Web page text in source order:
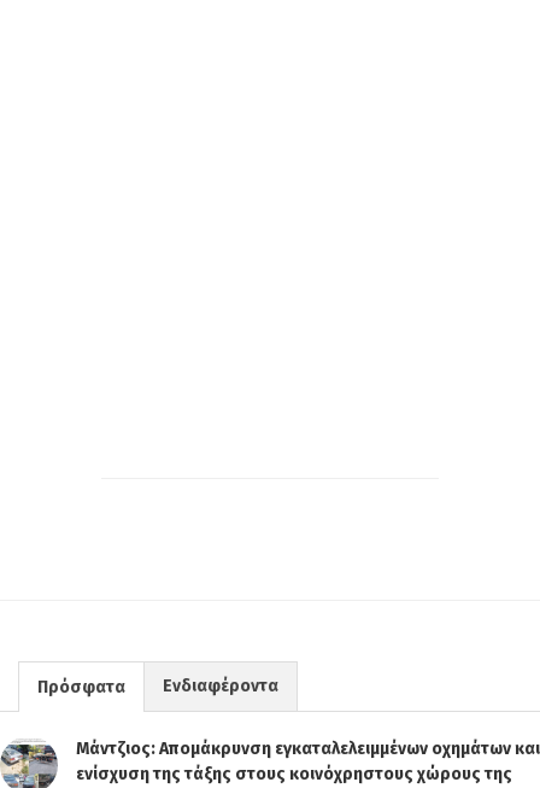
Πρόσφατα Ενδιαφέροντα
Μάντζιος: Απομάκρυνση εγκαταλελειμμένων οχημάτων και
ενίσχυση της τάξης στους κοινόχρηστους χώρους της